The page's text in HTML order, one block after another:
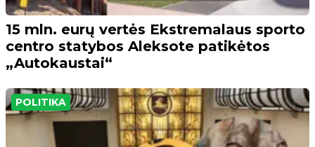
15 mln. eurų vertės Ekstremalaus sporto
centro statybos Aleksote patikėtos
„Autokaustai“
POLITIKA